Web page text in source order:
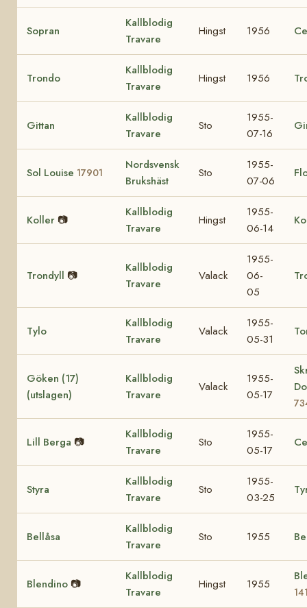
Sopran
Kallblodig
Travare
Hingst 1956
Trondo
Kallblodig
Travare
Hingst 1956
Gittan
Kallblodig
Travare
Sto
1955-
07-16
Sol Louise 17901
Nordsvensk
Brukshäst
Sto
1955-
07-06
Koller 📷
Kallblodig
Travare
Hingst
1955-
06-14
Trondyll 📷
Kallblodig
Travare
Valack
1955-
06-
05
Tylo
Kallblodig
Travare
Valack
1955-
05-31
Göken (17)
(utslagen)
Kallblodig
Travare
Valack
1955-
05-17
Lill Berga 📷
Kallblodig
Travare
Sto
1955-
05-17
Styra
Kallblodig
Travare
Sto
1955-
03-25
Bellåsa
Kallblodig
Travare
Sto 1955
Blendino 📷
Kallblodig
Travare
Hingst 1955